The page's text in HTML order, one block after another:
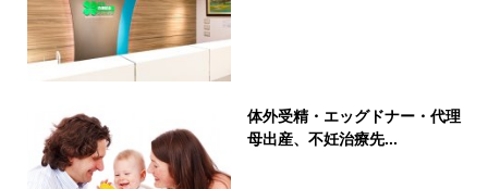
体外受精・エッグドナー・代理
母出産、不妊治療先...